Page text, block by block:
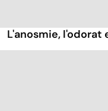
L'anosmie, l'odorat